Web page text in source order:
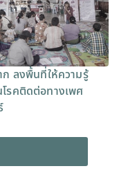
ก ลงพื้นที่ให้ความรู้
รคติดต่อทางเพศ